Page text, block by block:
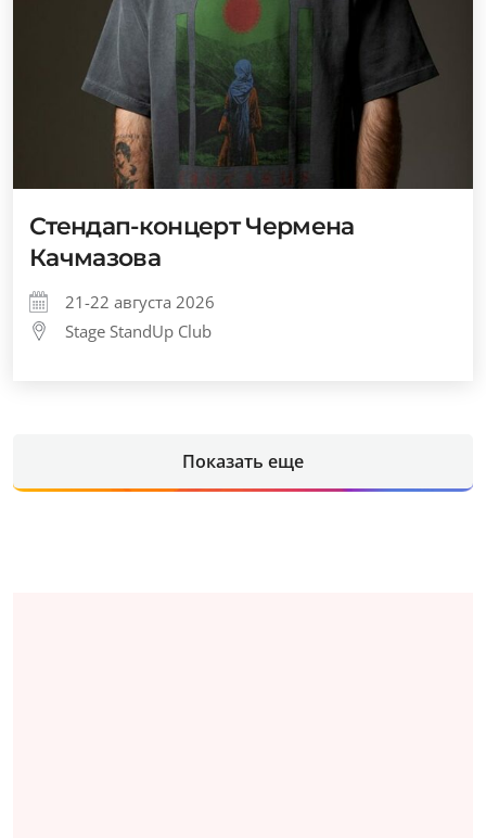
Стендап-концерт Чермена
Качмазова
21-22 августа 2026
Stage StandUp Club
Показать еще